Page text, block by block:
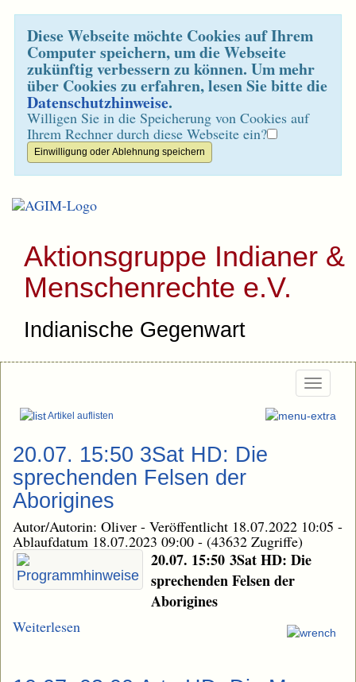
Diese Webseite möchte Cookies auf Ihrem
Computer speichern, um die Webseite
zukünftig verbessern zu können. Um mehr
über Cookies zu erfahren, lesen Sie bitte die
Datenschutzhinweise.
Willigen Sie in die Speicherung von Cookies auf
Ihrem Rechner durch diese Webseite ein?
Aktionsgruppe Indianer &
Menschenrechte e.V.
Indianische Gegenwart
Artikel auflisten
20.07. 15:50 3Sat HD: Die
sprechenden Felsen der
Aborigines
Autor/Autorin: Oliver - Veröffentlicht 18.07.2022 10:05 -
Ablaufdatum 18.07.2023 09:00 - (43632 Zugriffe)
20.07. 15:50 3Sat HD: Die
sprechenden Felsen der
Aborigines
Weiterlesen